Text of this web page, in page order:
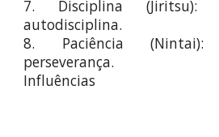
7. Disciplina (Jiritsu):
autodisciplina.
8. Paciência (Nintai):
perseverança.
Influências